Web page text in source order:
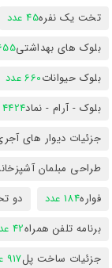
تخت یک نفره45 عدد
بلوک های بهداشتی1655 عدد
بلوک حیوانات660 عدد
بلوک - آرام - نماد4424 عدد
جزئیات دیوار های آجری
طراحی مبلمان آشپزخانه
فواره184 عدد دو
برنامه تلفن همراه42 عدد
جزئیات ساخت پل917 عدد